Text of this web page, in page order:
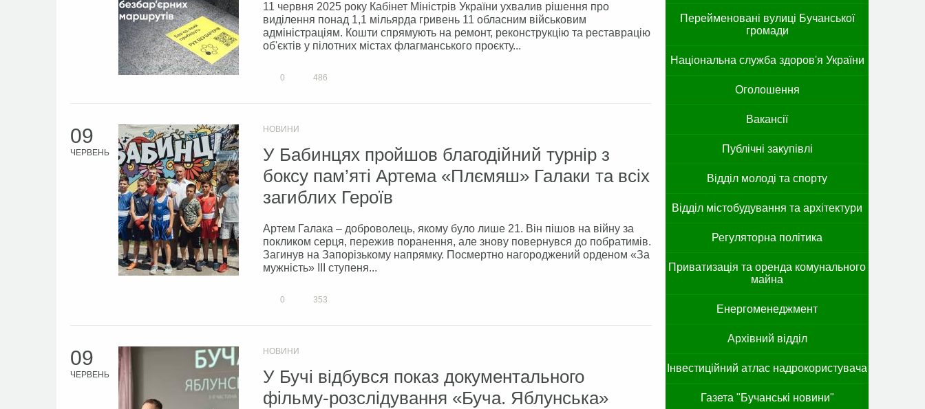
11 червня 2025 року Кабінет Міністрів України ухвалив рішення про
виділення понад 1,1 мільярда гривень 11 обласним військовим
адміністраціям. Кошти спрямують на ремонт, реконструкцію та реставрацію
об'єктів у пілотних містах флагманського проєкту...
0 486
09
ЧЕРВЕНЬ
НОВИНИ
У Бабинцях пройшов благодійний турнір з
боксу пам’яті Артема «Плємяш» Галаки та всіх
загиблих Героїв
Артем Галака – доброволець, якому було лише 21. Він пішов на війну за
покликом серця, пережив поранення, але знову повернувся до побратимів.
Загинув на Запорізькому напрямку. Посмертно нагороджений орденом «За
мужність» III ступеня...
0 353
09
ЧЕРВЕНЬ
НОВИНИ
У Бучі відбувся показ документального
фільму-розслідування «Буча. Яблунська»
Перейменовані вулиці Бучанської
громади
Національна служба здоров'я України
Оголошення
Вакансії
Публічні закупівлі
Відділ молоді та спорту
Відділ містобудування та архітектури
Регуляторна політика
Приватизація та оренда комунального
майна
Енергоменеджмент
Архівний відділ
Інвестиційний атлас надрокористувача
Газета "Бучанські новини"